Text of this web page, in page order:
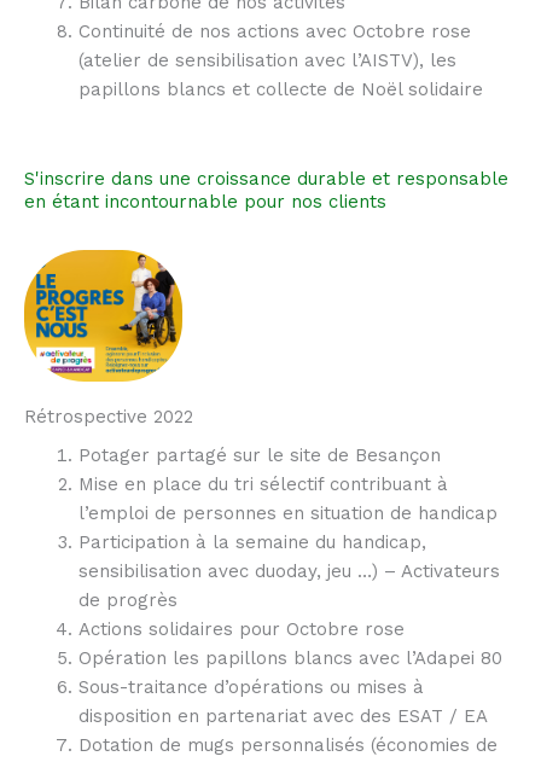
Continuité de nos actions avec Octobre rose
(atelier de sensibilisation avec l’AISTV), les
papillons blancs et collecte de Noël solidaire
S'inscrire dans une croissance durable et responsable
en étant incontournable pour nos clients
Rétrospective 2022
Potager partagé sur le site de Besançon
Mise en place du tri sélectif contribuant à
l’emploi de personnes en situation de handicap
Participation à la semaine du handicap,
sensibilisation avec duoday, jeu …) – Activateurs
de progrès
Actions solidaires pour Octobre rose
Opération les papillons blancs avec l’Adapei 80
Sous-traitance d’opérations ou mises à
disposition en partenariat avec des ESAT / EA
Dotation de mugs personnalisés (économies de